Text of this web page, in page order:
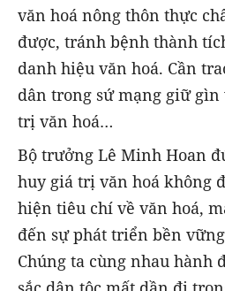
văn hoá nông thôn thực
được, tránh bệnh thành
danh hiệu văn hoá. Cần
dân trong sứ mạng giữ gìn
trị văn hoá…
Bộ trưởng Lê Minh Hoan
huy giá trị văn hoá không
hiện tiêu chí về văn hoá,
đến sự phát triển bền
Chúng ta cùng nhau hành